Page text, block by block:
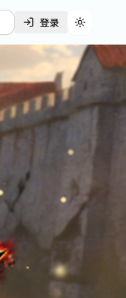
登录 切换主题